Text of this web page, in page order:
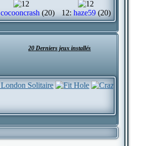
cocooncrash (20) 12: haze59(20)
20 Derniers jeux installés